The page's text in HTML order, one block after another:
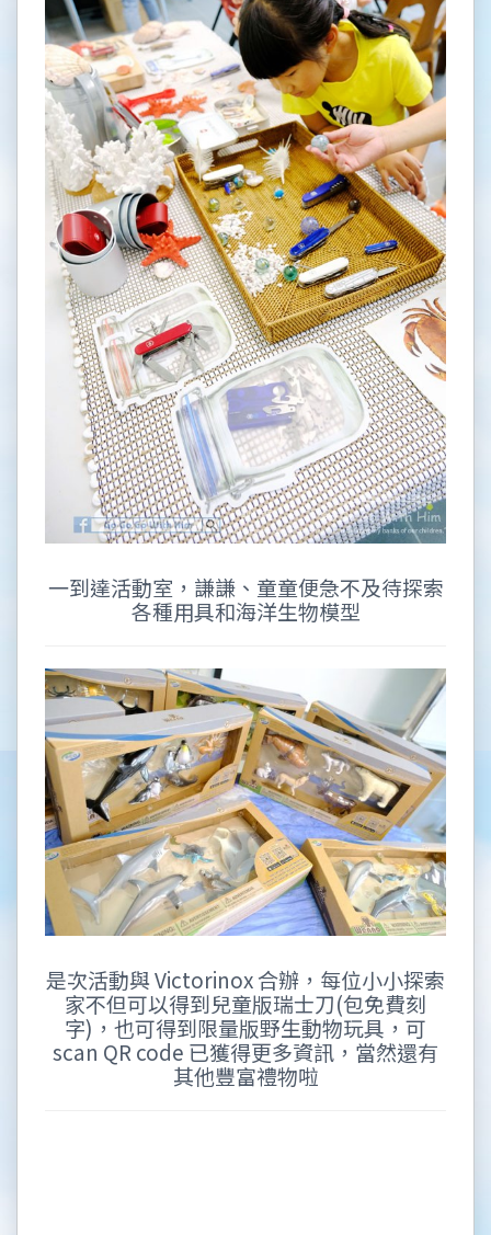
一到達活動室，謙謙、童童便急不及待探索
各種用具和海洋生物模型
是次活動與 Victorinox 合辦，每位小小探索
家不但可以得到兒童版瑞士刀(包免費刻
字)，也可得到限量版野生動物玩具，可
scan QR code 已獲得更多資訊，當然還有
其他豐富禮物啦